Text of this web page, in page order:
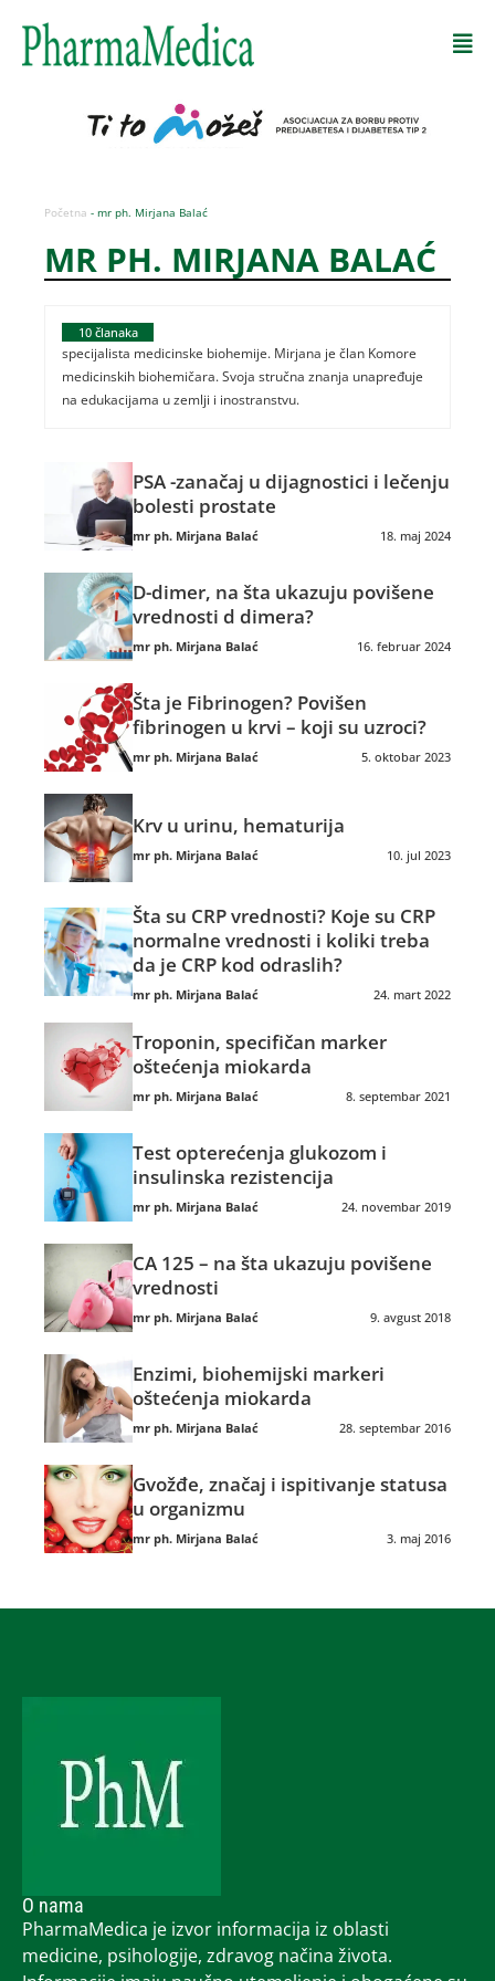
Početna - mr ph. Mirjana Balać
MR PH. MIRJANA BALAĆ
10članaka
specijalista medicinske biohemije. Mirjana je član Komore
medicinskih biohemičara. Svoja stručna znanja unapređuje
na edukacijama u zemlji i inostranstvu.
PSA -zanačaj u dijagnostici i lečenju
bolesti prostate
mr ph. Mirjana Balać 18. maj 2024
D-dimer, na šta ukazuju povišene
vrednosti d dimera?
mr ph. Mirjana Balać 16. februar 2024
Šta je Fibrinogen? Povišen
fibrinogen u krvi – koji su uzroci?
mr ph. Mirjana Balać 5. oktobar 2023
Krv u urinu, hematurija
mr ph. Mirjana Balać 10. jul 2023
Šta su CRP vrednosti? Koje su CRP
normalne vrednosti i koliki treba
da je CRP kod odraslih?
mr ph. Mirjana Balać 24. mart 2022
Troponin, specifičan marker
oštećenja miokarda
mr ph. Mirjana Balać 8. septembar 2021
Test opterećenja glukozom i
insulinska rezistencija
mr ph. Mirjana Balać 24. novembar 2019
CA 125 – na šta ukazuju povišene
vrednosti
mr ph. Mirjana Balać 9. avgust 2018
Enzimi, biohemijski markeri
oštećenja miokarda
mr ph. Mirjana Balać 28. septembar 2016
Gvožđe, značaj i ispitivanje statusa
u organizmu
mr ph. Mirjana Balać 3. maj 2016
O nama
PharmaMedica je izvor informacija iz oblasti
medicine, psihologije, zdravog načina života.